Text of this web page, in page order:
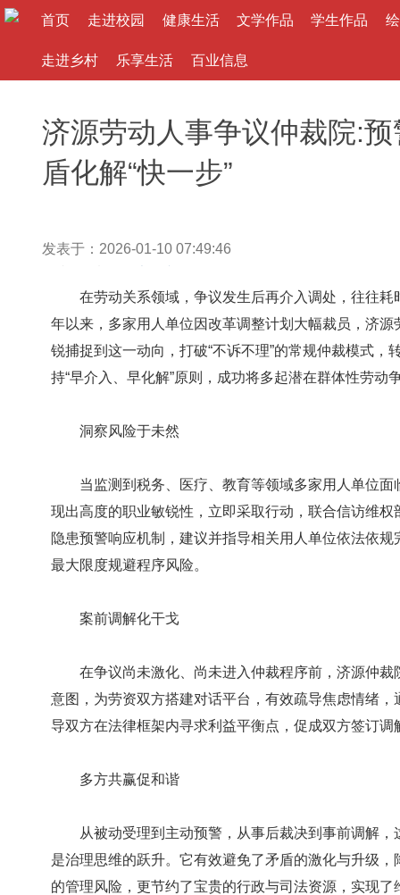
首页 走进校园 健康生活 文学作品 学生作品
走进乡村 乐享生活 百业信息
济源劳动人事争议仲裁院:预
盾化解“快一步”
发表于：2026-01-10 07:49:46
在劳动关系领域，争议发生后再介入调处，往往耗
年以来，多家用人单位因改革调整计划大幅裁员，济
锐捕捉到这一动向，打破“不诉不理”的常规仲裁模式，
持“早介入、早化解”原则，成功将多起潜在群体性劳动
洞察风险于未然
当监测到税务、医疗、教育等领域多家用人单位面
现出高度的职业敏锐性，立即采取行动，联合信访维
隐患预警响应机制，建议并指导相关用人单位依法依
最大限度规避程序风险。
案前调解化干戈
在争议尚未激化、尚未进入仲裁程序前，济源仲裁
意图，为劳资双方搭建对话平台，有效疏导焦虑情绪
导双方在法律框架内寻求利益平衡点，促成双方签订调
多方共赢促和谐
从被动受理到主动预警，从事后裁决到事前调解，
是治理思维的跃升。它有效避免了矛盾的激化与升级
的管理风险，更节约了宝贵的行政与司法资源，实现